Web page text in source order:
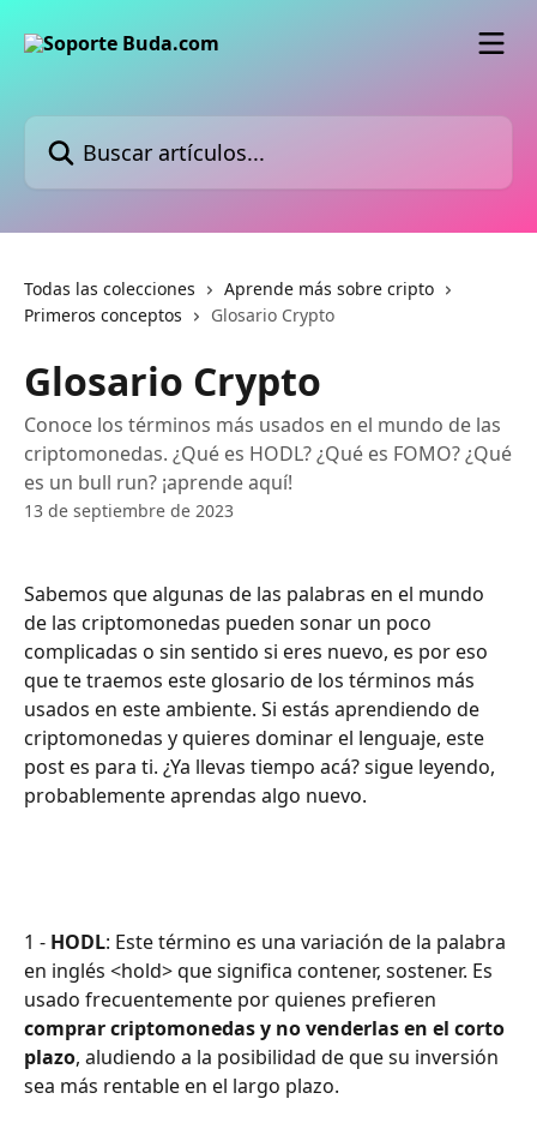
Buscar artículos...
Todas las colecciones
Aprende más sobre cripto
Primeros conceptos
Glosario Crypto
Glosario Crypto
Conoce los términos más usados en el mundo de las
criptomonedas. ¿Qué es HODL? ¿Qué es FOMO? ¿Qué
es un bull run? ¡aprende aquí!
13 de septiembre de 2023
Sabemos que algunas de las palabras en el mundo
de las criptomonedas pueden sonar un poco
complicadas o sin sentido si eres nuevo, es por eso
que te traemos este glosario de los términos más
usados en este ambiente. Si estás aprendiendo de
criptomonedas y quieres dominar el lenguaje, este
post es para ti. ¿Ya llevas tiempo acá? sigue leyendo,
probablemente aprendas algo nuevo.
1 - HODL: Este término es una variación de la palabra
en inglés <hold> que significa contener, sostener. Es
usado frecuentemente por quienes prefieren
comprar criptomonedas y no venderlas en el corto
plazo, aludiendo a la posibilidad de que su inversión
sea más rentable en el largo plazo.